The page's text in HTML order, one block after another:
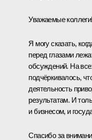
Уважаемые коллеги!
Я могу сказать,
перед глазами
обсуждений. На
подчёркивалось,
деятельность
результатам. И
и бизнесом, и
Спасибо за